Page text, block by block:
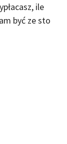
ile
być ze sto